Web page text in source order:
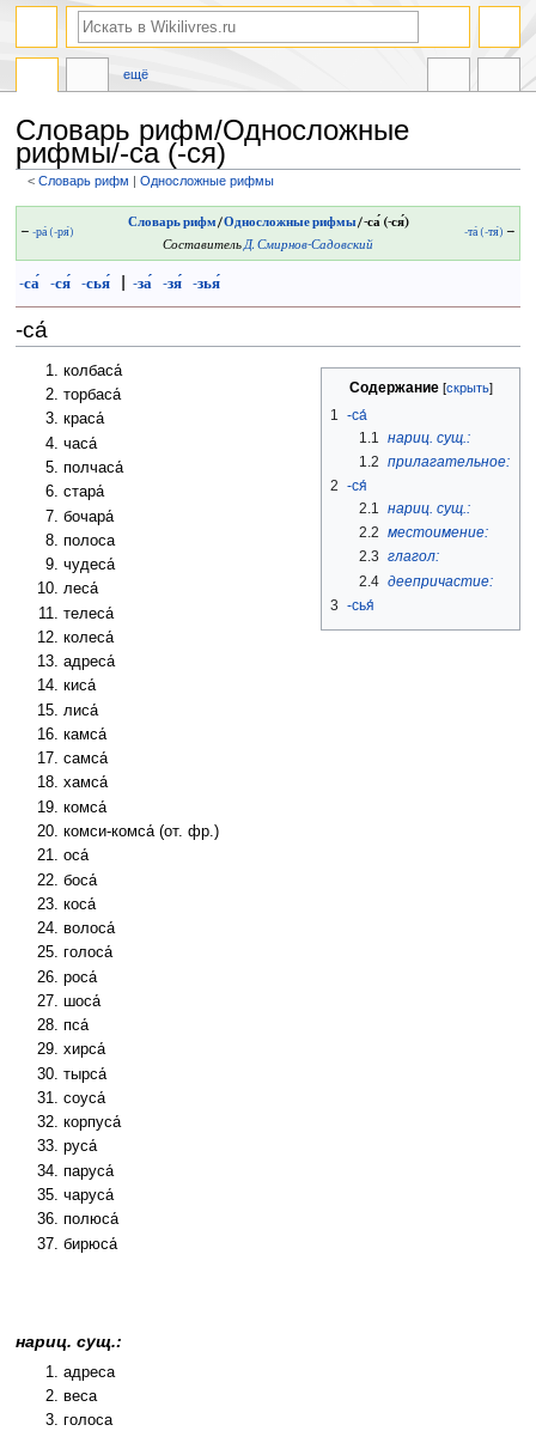
Словарь рифм/Односложные
рифмы/-са (-ся)
<Словарь рифм ‎ |Односложные рифмы
навигации
поиску
← -ра́ (-ря́)
Словарь рифм/Односложные рифмы/-са́ (-ся́)
СоставительД. Смирнов-Садовский
-та́ (-тя́) →
-са́ -ся́ -сья́| -за́ -зя́ -зья́
-са́
Содержание
1
-са́
1.1
нариц. сущ.:
1.2
прилагательное:
2 -ся́
2.1
нариц. сущ.:
2.2
местоимение:
2.3
глагол:
2.4 деепричастие:
3 -сья́
колбаса́
торбаса́
краса́
часа́
полчаса́
стара́
бочара́
полоса
чудеса́
леса́
телеса́
колеса́
адреса́
киса́
лиса́
камса́
самса́
хамса́
комса́
комси-комса́ (от. фр.)
оса́
боса́
коса́
волоса́
голоса́
роса́
шоса́
пса́
хирса́
тырса́
соуса́
корпуса́
руса́
паруса́
чаруса́
полюса́
бирюса́
нариц. сущ.:
адреса
веса
голоса
ещё